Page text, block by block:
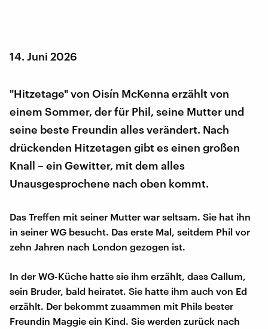
14. Juni 2026
"Hitzetage" von Oisín McKenna erzählt von
einem Sommer, der für Phil, seine Mutter und
seine beste Freundin alles verändert. Nach
drückenden Hitzetagen gibt es einen großen
Knall – ein Gewitter, mit dem alles
Unausgesprochene nach oben kommt.
Das Treffen mit seiner Mutter war seltsam. Sie hat ihn
in seiner WG besucht. Das erste Mal, seitdem Phil vor
zehn Jahren nach London gezogen ist.
In der WG-Küche hatte sie ihm erzählt, dass Callum,
sein Bruder, bald heiratet. Sie hatte ihm auch von Ed
erzählt. Der bekommt zusammen mit Phils bester
Freundin Maggie ein Kind. Sie werden zurück nach